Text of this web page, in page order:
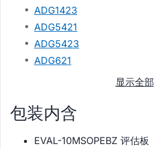
ADG1423
ADG5421
ADG5423
ADG621
显示全部
包装内含
EVAL-10MSOPEBZ 评估板